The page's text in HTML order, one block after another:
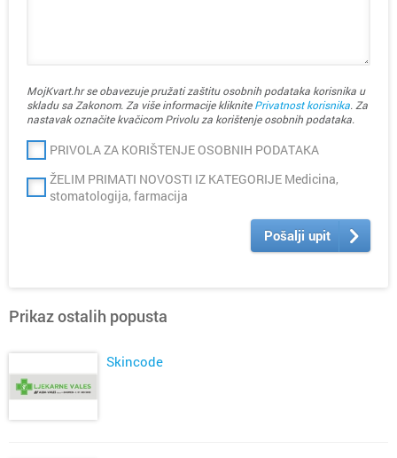
MojKvart.hr se obavezuje pružati zaštitu osobnih podataka korisnika u
skladu sa Zakonom. Za više informacije kliknitePrivatnost korisnika. Za
nastavak označite kvačicom Privolu za korištenje osobnih podataka.
PRIVOLA ZA KORIŠTENJE OSOBNIH PODATAKA
ŽELIM PRIMATI NOVOSTI IZ KATEGORIJE Medicina,
stomatologija, farmacija
Pošalji upit
Prikaz ostalih popusta
Skincode